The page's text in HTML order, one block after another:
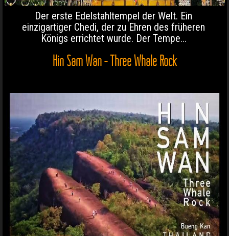
Der erste Edelstahltempel der Welt. Ein
einzigartiger Chedi, der zu Ehren des früheren
Königs errichtet wurde. Der Tempe...
Hin Sam Wan - Three Whale Rock